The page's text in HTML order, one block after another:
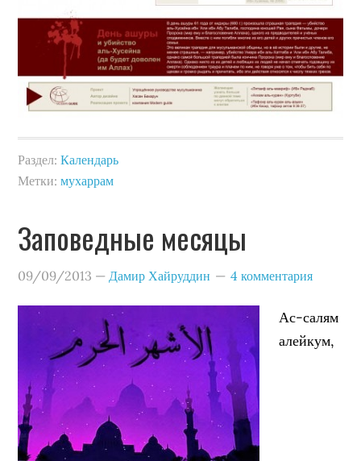
Раздел:Календарь
Метки:мухаррам
Заповедные месяцы
09/09/2013 —Дамир Хайруддин 4 комментария
Ас-салям
алейкум,